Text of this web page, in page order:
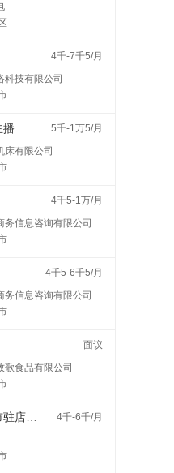
4千-7千5/月
科技有限公司
播
5千-1万5/月
床有限公司
4千5-1万/月
务信息咨询有限公司
4千5-6千5/月
务信息咨询有限公司
面议
歌食品有限公司
4千-6千/月